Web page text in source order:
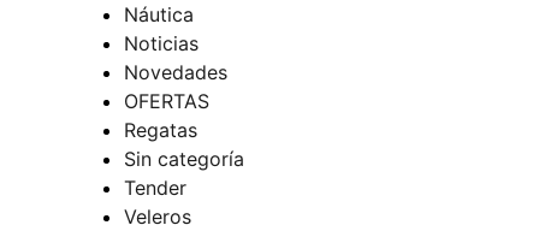
Náutica
Noticias
Novedades
OFERTAS
Regatas
Sin categoría
Tender
Veleros